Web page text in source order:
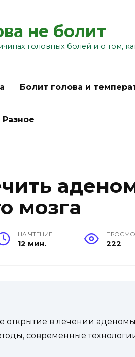
не болит
головных болей и о том,
Болит голова и
Разное
мозга
НА ЧТЕНИЕ
12 мин. 222
в лечении аденомы
современные